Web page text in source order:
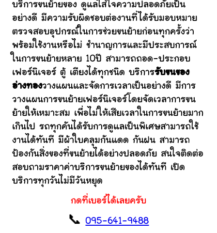
บริการขนย้ายของ ดูแลใส่ใจความปลอดภัยเป็น
อย่างดี มีความรับผิดชอบต่องานที่ได้รับมอบหมาย
ตรวจสอบอุปกรณ์ในการช่วยขนย้ายก่อนทุกครั้งว่า
พร้อมใช้งานหรือไม่ ชำนาญการและมีประสบการณ์
ในการขนย้ายหลาย 10ปี สามารถถอด-ประกอบ
เฟอร์นิเจอร์ ตู้ เตียงได้ทุกชนิด บริการรับขนของ
อ่างทองวางแผนและจัดการเวลาเป็นอย่างดี มีการ
วางแผนการขนย้ายเฟอร์นิเจอร์โดยจัดเวลาการขน
ย้ายให้เหมาะสม เพื่อไม่ให้เสียเวลาในการขนย้ายมาก
เกินไป รถทุกคันได้รับการดูแลเป็นพิเศษสามารถใช้
งานได้ทันที มีผ้าใบคลุมกันแดด กันฝน สามารถ
ป้องกันสิ่งของที่ขนย้ายได้อย่างปลอดภัย สนใจติดต่อ
สอบถามราคาค่าบริการขนย้ายของได้ทันที เปิด
บริการทุกวันไม่มีวันหยุด
กดที่เบอร์ได้เลยครับ
📞095-641-9488